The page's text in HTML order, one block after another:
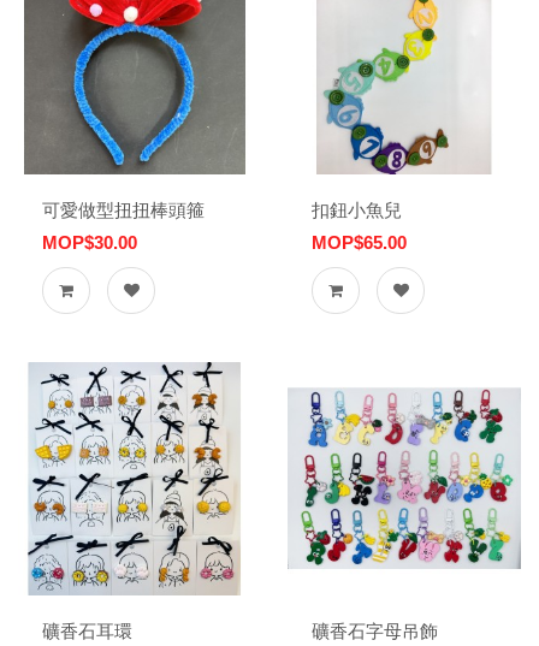
可愛做型扭扭棒頭箍
MOP$30.00
扣鈕小魚兒
MOP$65.00
礦香石耳環 礦香石字母吊飾